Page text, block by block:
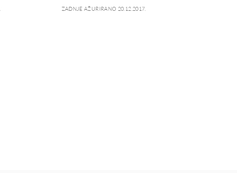
ZADNJE AŽURIRANO 20.12.2017.